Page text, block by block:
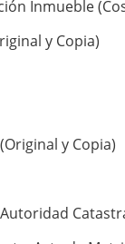
Inmueble
y Copia)
y Copia)